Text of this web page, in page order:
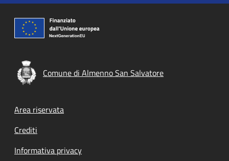
Comune di Almenno San Salvatore
Footer menu
Area riservata
Crediti
Informativa privacy